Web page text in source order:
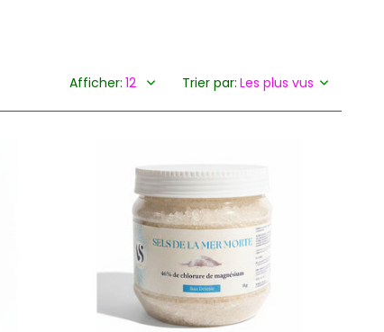
Afficher: Trier par: